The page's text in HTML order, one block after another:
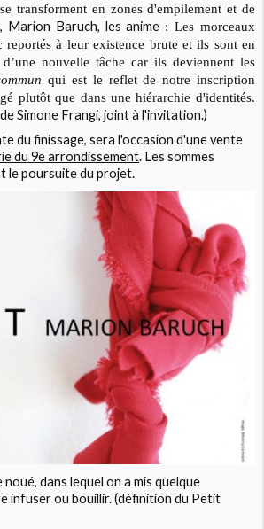
transforment en zones d'empilement et de
Marion Baruch, les anime :Les morceaux
reportés à leur existence brute et ils sont en
nouvelle tâche car ils deviennent les
qui est le reflet de notre inscription
plutôt que dans une hiérarchie d'identités.
Simone Frangi, joint à l'invitation.)
du finissage, sera l'occasion d'une vente
du 9e arrondissement. Les sommes
le poursuite du projet.
dans lequel on a mis quelque
infuser ou bouillir. (définition du Petit